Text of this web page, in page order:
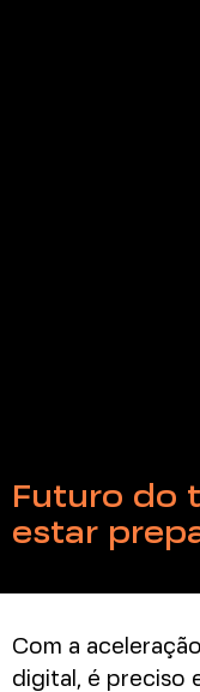
Futuro do
estar
Com a
digital, é preciso